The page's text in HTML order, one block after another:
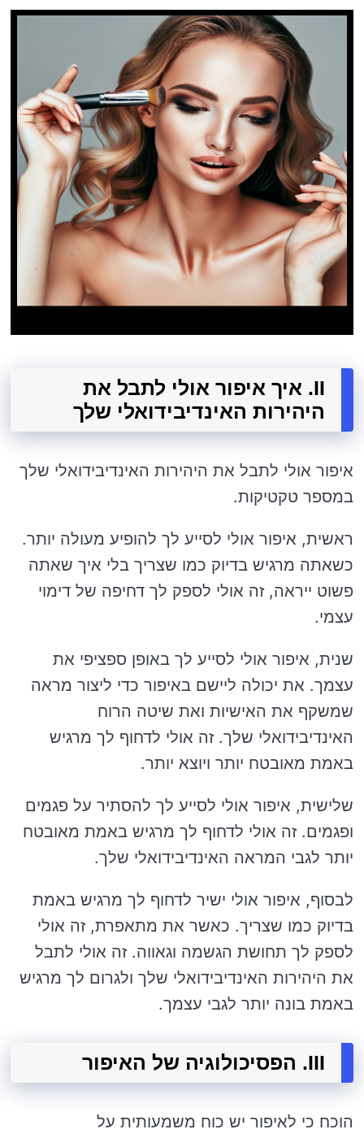
II. איך איפור אולי לתבל את
היהירות האינדיבידואלי שלך
איפור אולי לתבל את היהירות האינדיבידואלי שלך
במספר טקטיקות.
ראשית, איפור אולי לסייע לך להופיע מעולה יותר.
כשאתה מרגיש בדיוק כמו שצריך בלי איך שאתה
פשוט ייראה, זה אולי לספק לך דחיפה של דימוי
עצמי.
שנית, איפור אולי לסייע לך באופן ספציפי את
עצמך. את יכולה ליישם באיפור כדי ליצור מראה
שמשקף את האישיות ואת שיטה הרוח
האינדיבידואלי שלך. זה אולי לדחוף לך מרגיש
באמת מאובטח יותר ויוצא יותר.
שלישית, איפור אולי לסייע לך להסתיר על פגמים
ופגמים. זה אולי לדחוף לך מרגיש באמת מאובטח
יותר לגבי המראה האינדיבידואלי שלך.
לבסוף, איפור אולי ישיר לדחוף לך מרגיש באמת
בדיוק כמו שצריך. כאשר את מתאפרת, זה אולי
לספק לך תחושת הגשמה וגאווה. זה אולי לתבל
את היהירות האינדיבידואלי שלך ולגרום לך מרגיש
באמת בונה יותר לגבי עצמך.
III. הפסיכולוגיה של האיפור
הוכח כי לאיפור יש כוח משמעותית על